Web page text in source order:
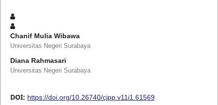
Chanif Mulia Wibawa
Universitas Negeri Surabaya
Diana Rahmasari
Universitas Negeri Surabaya
DOI: https://doi.org/10.26740/cjpp.v11i1.61569